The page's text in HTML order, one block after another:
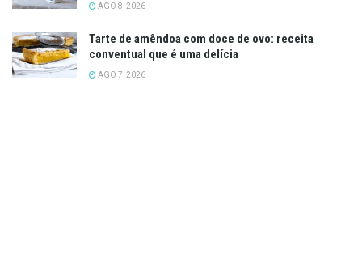
AGO 8, 2026
Tarte de amêndoa com doce de ovo: receita
conventual que é uma delícia
AGO 7, 2026